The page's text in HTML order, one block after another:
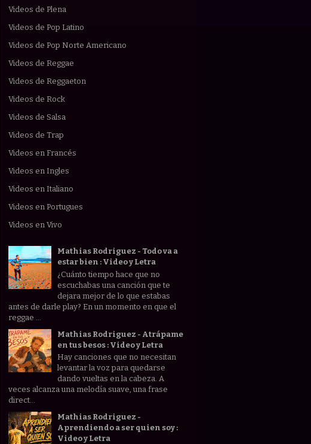
Videos de Plena
Videos de Pop Latino
Videos de Pop Norte Americano
Videos de Reggae
Videos de Reggaeton
Videos de Rock
Videos de Salsa
Videos de Trap
Videos en Francés
Videos en Ingles
Videos en Italiano
Videos en Portugues
Videos en Vivo
Mathias Rodriguez - Todo va a
estar bien : Video y Letra
¿Cuánto tiempo hace que no
escuchabas una canción que te
dejara mejor de lo que estabas
antes de darle play? En un momento en que el
reggae ...
Mathias Rodriguez - Atrápame
en tus besos : Video y Letra
Hay canciones que no necesitan
levantar la voz para quedarse
dando vueltas en la cabeza. A
veces alcanza una melodía suave, una frase
direct...
Mathias Rodriguez -
Aprendiendo a ser quien soy :
Video y Letra